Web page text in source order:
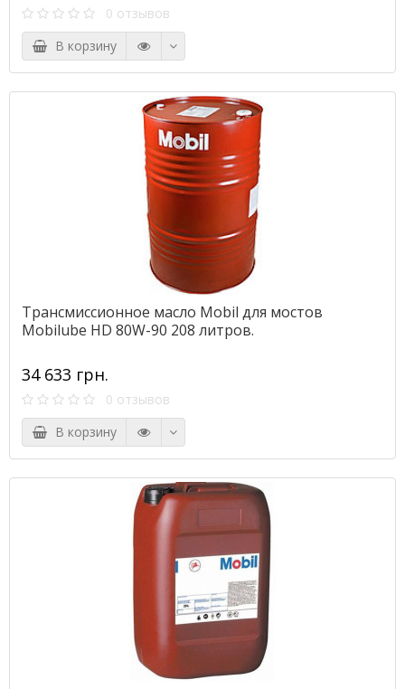
0 отзывов
В корзину
Трансмиссионное масло Mobil для мостов
Mobilube HD 80W-90 208 литров.
34 633 грн.
0 отзывов
В корзину